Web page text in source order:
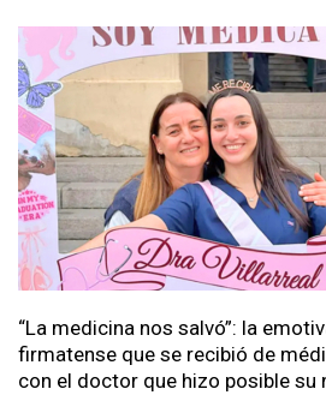
“La medicina nos salvó”: la
firmatense que se recibió de
con el doctor que hizo posible su